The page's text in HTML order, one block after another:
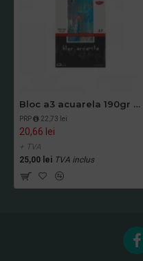
Bloc a3 acuarela 190gr 24 file daco bd319
PRP 22,73 lei
20,66 lei
+ TVA
25,00 lei TVA inclus